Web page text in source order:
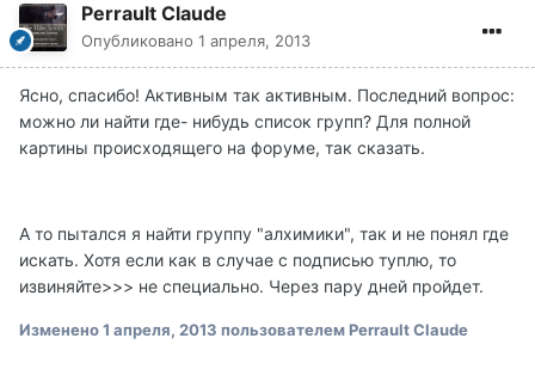
Perrault Claude
Опубликовано 1 апреля, 2013
Ясно, спасибо! Активным так активным. Последний вопрос:
можно ли найти где- нибудь список групп? Для полной
картины происходящего на форуме, так сказать.
А то пытался я найти группу "алхимики", так и не понял где
искать. Хотя если как в случае с подписью туплю, то
извиняйте>>> не специально. Через пару дней пройдет.
Изменено1 апреля, 2013 пользователем Perrault Claude